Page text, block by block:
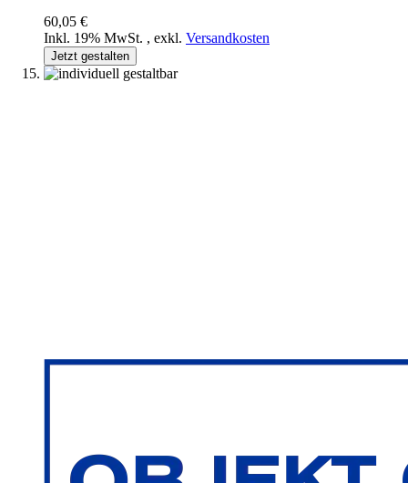
60,05 €
Inkl. 19% MwSt. , exkl. Versandkosten
Jetzt gestalten